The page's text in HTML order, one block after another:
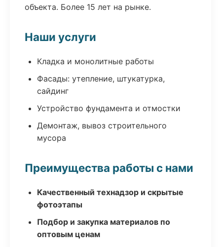
объекта. Более 15 лет на рынке.
Наши услуги
Кладка и монолитные работы
Фасады: утепление, штукатурка,
сайдинг
Устройство фундамента и отмостки
Демонтаж, вывоз строительного
мусора
Преимущества работы с нами
Качественный технадзор и скрытые
фотоэтапы
Подбор и закупка материалов по
оптовым ценам